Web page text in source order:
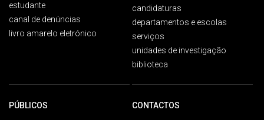
estudante
canal de denúncias
livro amarelo eletrónico
candidaturas
departamentos e escolas
serviços
unidades de investigação
biblioteca
PÚBLICOS CONTACTOS